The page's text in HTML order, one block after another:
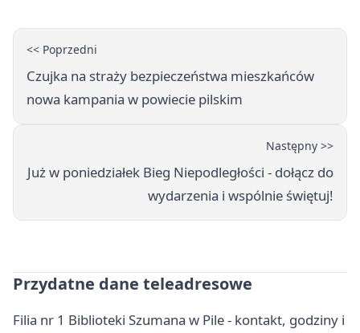
<< Poprzedni
Czujka na straży bezpieczeństwa mieszkańców
nowa kampania w powiecie pilskim
Następny >>
Już w poniedziałek Bieg Niepodległości - dołącz do
wydarzenia i wspólnie świętuj!
Przydatne dane teleadresowe
Filia nr 1 Biblioteki Szumana w Pile - kontakt, godziny i